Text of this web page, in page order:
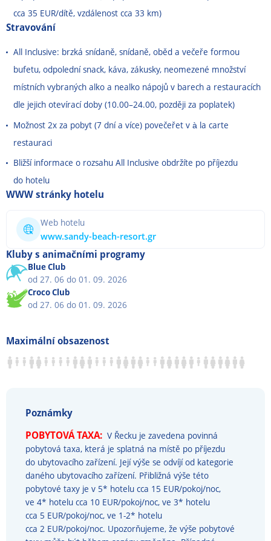
cca 35 EUR/dítě, vzdálenost cca 33 km)
Stravování
All Inclusive: brzká snídaně, snídaně, oběd a večeře formou
bufetu, odpolední snack, káva, zákusky, neomezené množství
místních vybraných alko a nealko nápojů v barech a restauracích
dle jejich otevírací doby (10.00–24.00, později za poplatek)
Možnost 2x za pobyt (7 dní a více) povečeřet v à la carte
restauraci
Bližší informace o rozsahu All Inclusive obdržíte po příjezdu
do hotelu
WWW stránky hotelu
Web hotelu
www.sandy-beach-resort.gr
Kluby s animačními programy
Blue Club
od 27. 06 do 01. 09. 2026
Croco Club
od 27. 06 do 01. 09. 2026
Maximální obsazenost
Poznámky
POBYTOVÁ TAXA: V Řecku je zavedena povinná
pobytová taxa, která je splatná na místě po příjezdu
do ubytovacího zařízení. Její výše se odvíjí od kategorie
daného ubytovacího zařízení. Přibližná výše této
pobytové taxy je v 5* hotelu cca 15 EUR/pokoj/noc,
ve 4* hotelu cca 10 EUR/pokoj/noc, ve 3* hotelu
cca 5 EUR/pokoj/noc, ve 1-2* hotelu
cca 2 EUR/pokoj/noc. Upozorňujeme, že výše pobytové